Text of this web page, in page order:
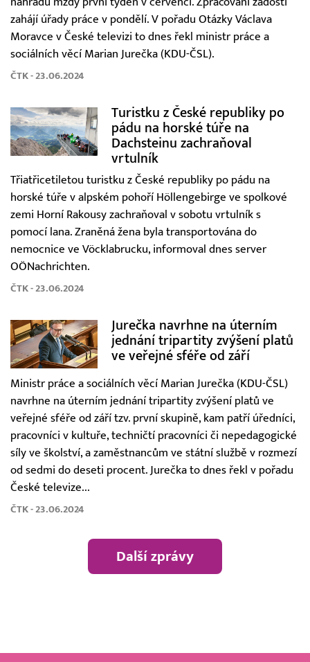
zahájí úřady práce v pondělí. V pořadu Otázky Václava
Moravce v České televizi to dnes řekl ministr práce a
sociálních věcí Marian Jurečka (KDU-ČSL).
ČTK - 23.06.2024
Turistku z České republiky po
pádu na horské túře na
Dachsteinu zachraňoval
vrtulník
Třiatřicetiletou turistku z České republiky po pádu na
horské túře v alpském pohoří Höllengebirge ve spolkové
zemi Horní Rakousy zachraňoval v sobotu vrtulník s
pomocí lana. Zraněná žena byla transportována do
nemocnice ve Vöcklabrucku, informoval dnes server
OÖNachrichten.
ČTK - 23.06.2024
Jurečka navrhne na úterním
jednání tripartity zvýšení platů
ve veřejné sféře od září
Ministr práce a sociálních věcí Marian Jurečka (KDU-ČSL)
navrhne na úterním jednání tripartity zvýšení platů ve
veřejné sféře od září tzv. první skupině, kam patří úředníci,
pracovníci v kultuře, techničtí pracovníci či nepedagogické
síly ve školství, a zaměstnancům ve státní službě v rozmezí
od sedmi do deseti procent. Jurečka to dnes řekl v pořadu
České televize...
ČTK - 23.06.2024
Další zprávy